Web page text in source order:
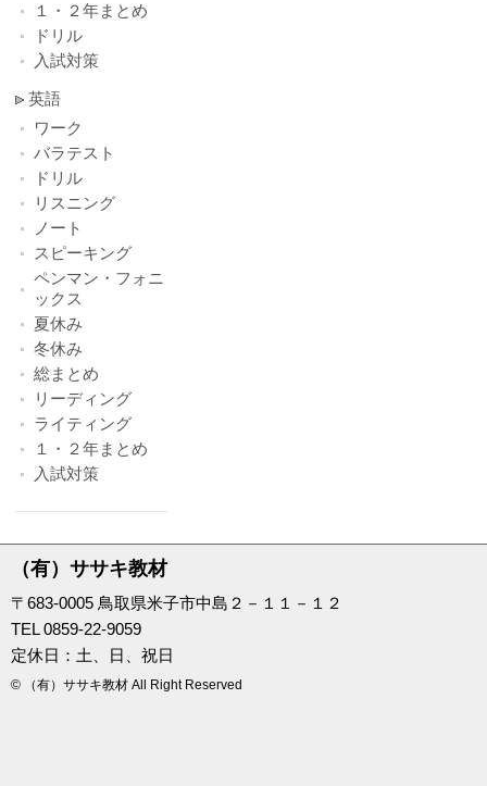
１・２年まとめ
ドリル
入試対策
英語
ワーク
バラテスト
ドリル
リスニング
ノート
スピーキング
ペンマン・フォニ
ックス
夏休み
冬休み
総まとめ
リーディング
ライティング
１・２年まとめ
入試対策
（有）ササキ教材
〒683-0005 鳥取県米子市中島２－１１－１２
TEL 0859-22-9059
定休日：土、日、祝日
© （有）ササキ教材 All Right Reserved